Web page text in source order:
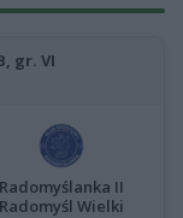
gr. VI
Radomyślanka II
Radomyśl Wielki